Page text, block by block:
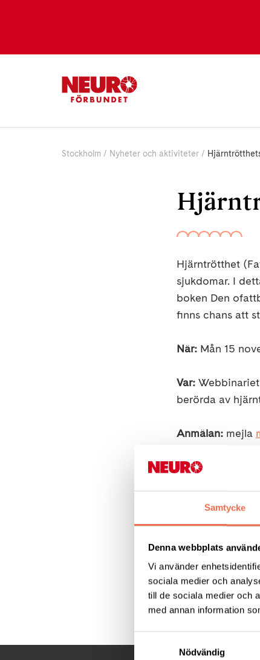
Samtycke
Denna webbplats
Vi använder
sociala medier och
till de sociala medier och
med annan information
Nödvändig
Stockholm Nyheter och aktiviteter
Hjärntrötthet
sjukdomar. I
boken Den
finns chans att
När: Mån 15
Var:
berörda av
Anmälan: mejla
Medverkande:
Dela denna sida: